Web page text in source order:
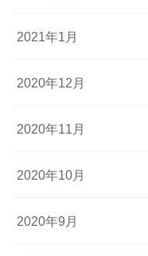
2021年1月
2020年12月
2020年11月
2020年10月
2020年9月